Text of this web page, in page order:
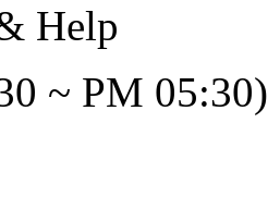
Help
~ PM 05:30)